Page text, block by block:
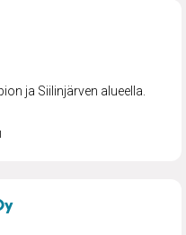
ja Siilinjärven alueella.
– Kotipalvelu